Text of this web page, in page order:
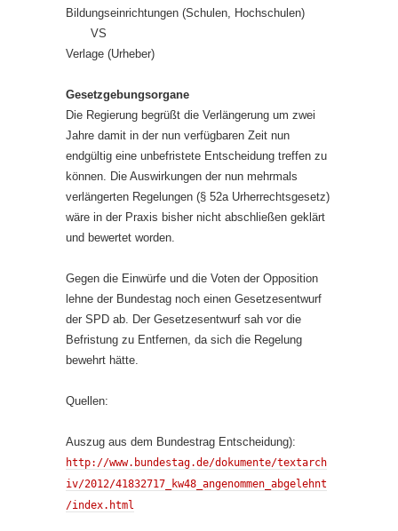
Bildungseinrichtungen (Schulen, Hochschulen)
VS
Verlage (Urheber)
Gesetzgebungsorgane
Die Regierung begrüßt die Verlängerung um zwei
Jahre damit in der nun verfügbaren Zeit nun
endgültig eine unbefristete Entscheidung treffen zu
können. Die Auswirkungen der nun mehrmals
verlängerten Regelungen (§ 52a Urherrechtsgesetz)
wäre in der Praxis bisher nicht abschließen geklärt
und bewertet worden.
Gegen die Einwürfe und die Voten der Opposition
lehne der Bundestag noch einen Gesetzesentwurf
der SPD ab. Der Gesetzesentwurf sah vor die
Befristung zu Entfernen, da sich die Regelung
bewehrt hätte.
Quellen:
Auszug aus dem Bundestrag Entscheidung):
http://www.bundestag.de/dokumente/textarch
iv/2012/41832717_kw48_angenommen_abgelehnt
/index.html